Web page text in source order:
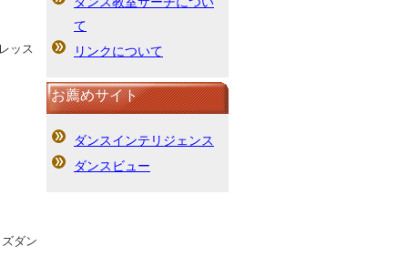
ッス
ダン
て
リンクについて
お薦めサイト
ダンスインテリジェンス
ダンスビュー